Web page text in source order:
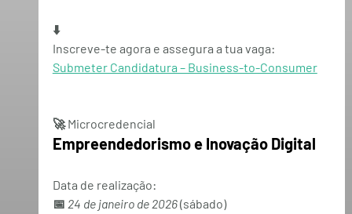
⬇️
Inscreve-te agora e assegura a tua vaga:
Submeter Candidatura – Business-to-Consumer
🚀 Microcredencial
Empreendedorismo e Inovação Digital
Data de realização:
📅 24 de janeiro de 2026 (sábado)